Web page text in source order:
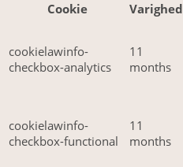
Cookie
Varighed
cookielawinfo-
checkbox-analytics
11
months
cookielawinfo-
checkbox-functional
11
months